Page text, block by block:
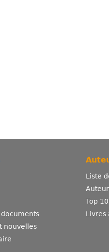
documents
nouvelles
Liste
Top
Livres